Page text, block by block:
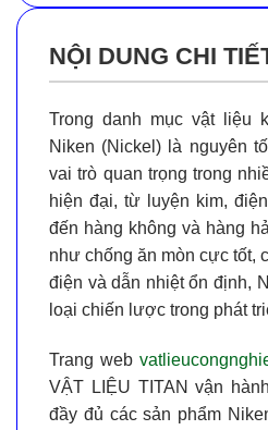
NỘI DUNG CHI
Trong danh mục vật liệu
Niken (Nickel) là nguyên
vai trò quan trọng trong
hiện đại, từ luyện kim,
đến hàng không và hàng
như chống ăn mòn cực tốt,
điện và dẫn nhiệt ổn định,
loại chiến lược trong phát
Trang web
VẬT LIỆU TITAN vận
đầy đủ các sản phẩm